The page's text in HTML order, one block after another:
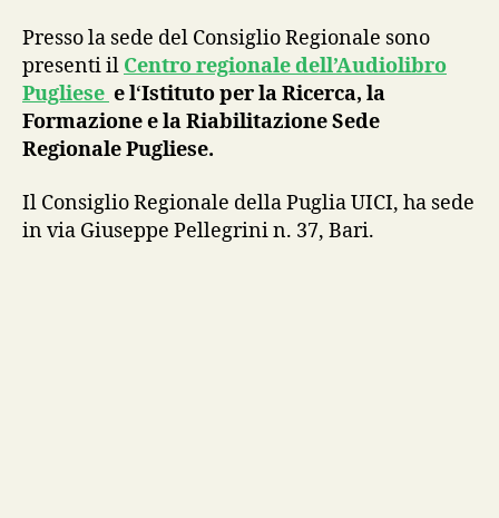
Presso la sede del Consiglio Regionale sono
presenti il Centro regionale dell’Audiolibro
Pugliese e l‘Istituto per la Ricerca, la
Formazione e la Riabilitazione Sede
Regionale Pugliese.
Il Consiglio Regionale della Puglia UICI, ha sede
in via Giuseppe Pellegrini n. 37, Bari.